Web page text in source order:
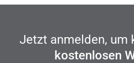
Jetzt anmelden, um
kostenlosen